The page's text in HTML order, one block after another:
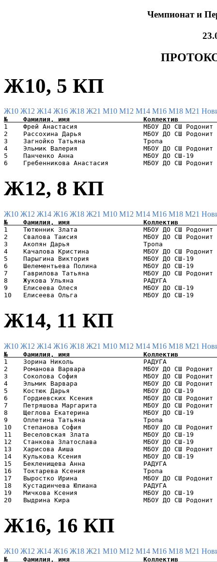
Чемпионат и
Ж10, 5 КП
Ж10 Ж12 Ж14 Ж16 Ж18 Ж21 М10 М12 М14 М16 М18 М21
1    Фрей Анастасия                 МБОУ ДО СШ
2    Рассохина Дарья                МБОУ ДО СШ
3    Загнойко Татьяна               Тропа
4    Эльмик Валерия                 МБОУ ДО СШ
5    Панченко Анна                  МБОУ ДО СШ-
Ж12, 8 КП
Ж10 Ж12 Ж14 Ж16 Ж18 Ж21 М10 М12 М14 М16 М18 М21
1    Тютюнник Злата                 МБОУ ДО СШ
2    Свалова Таисия                 МБОУ ДО СШ
3    Акопян Дарья                   Тропа
4    Качалова Кристина              МБОУ ДО СШ
5    Парыгина Виктория              МБОУ ДО СШ-
6    Шелементьева Полина            МБОУ ДО
7    Гаврилова Татьяна              МБОУ ДО СШ
8    Жукова Ульяна                  РАДУГА
9    Елисеева Олеся                 МБОУ ДО СШ-
Ж14, 11 КП
Ж10 Ж12 Ж14 Ж16 Ж18 Ж21 М10 М12 М14 М16 М18 М21
1    Зорина Николь                  РАДУГА
2    Романова Варвара               МБОУ ДО СШ
3    Соколова София                 МБОУ ДО СШ
4    Эльмик Варвара                 МБОУ ДО СШ
5    Костюк Дарья                   МБОУ ДО СШ-
6    Гордиевских Ксения             МБОУ ДО СШ
7    Петряшова Маргарита            МБОУ ДО СШ
8    Щеглова Екатерина              МБОУ ДО СШ-
9    Оплетина Татьяна               Тропа
10   Степанова София                МБОУ ДО СШ
11   Веселовская Злата              МБОУ ДО СШ-
12   Станкова Златослава            МБОУ ДО СШ-
13   Харисова Аиша                  МБОУ ДО СШ
14   Кулькова Ксения                МБОУ ДО СШ-
15   Бекленищева Анна               РАДУГА
16   Токтарева Ксения               Тропа
17   Выростко Ирина                 МБОУ ДО СШ
18   Кустадинчева Юлиана            РАДУГА
19   Мичкова Ксения                 МБОУ
Ж16, 16 КП
Ж10 Ж12 Ж14 Ж16 Ж18 Ж21 М10 М12 М14 М16 М18 М21